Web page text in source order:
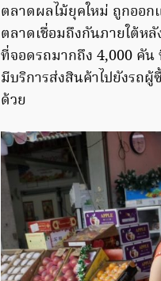
ตลาดผลไม้ยุคใหม่ ถูกออก
ตลาดเชื่อมถึงกันภายใต้ห
ที่จอดรถมากถึง 4,000 คั
มีบริการส่งสินค้าไปยังรถ
ด้วย